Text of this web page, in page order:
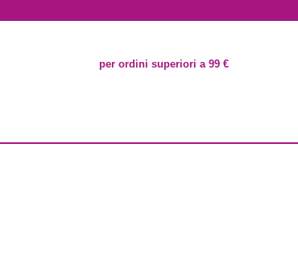
per ordini superiori a 99 €